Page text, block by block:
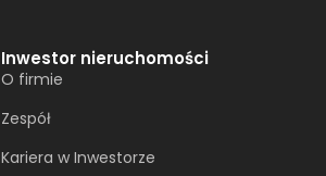
Inwestor nieruchomości
O firmie
Zespół
Kariera w Inwestorze